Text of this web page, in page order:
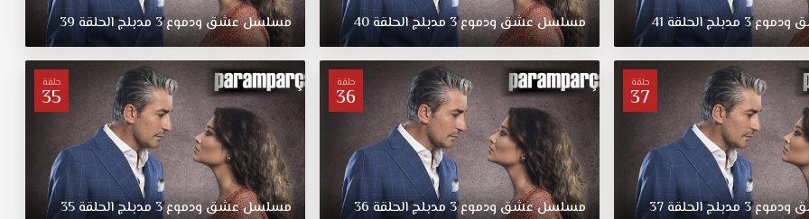
ودموع3 مدبلجالحلقة 41 مسلسلعشقودموع3 مدبلجالحلقة40 مسلسلعشقودموع3 مدبلجالحلقة 39
حلقة
37
ودموع3 مدبلجالحلقة37
حلقة
36
مسلسلعشقودموع3 مدبلجالحلقة 36
حلقة
35
مسلسلعشقودموع3 مدبلجالحلقة35